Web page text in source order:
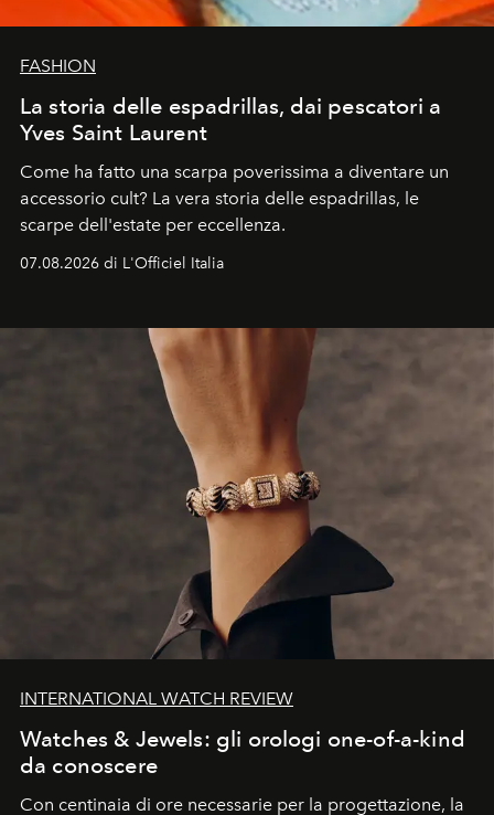
FASHION
La storia delle espadrillas, dai pescatori a
Yves Saint Laurent
Come ha fatto una scarpa poverissima a diventare un
accessorio cult? La vera storia delle espadrillas, le
scarpe dell'estate per eccellenza.
07.08.2026 di L'Officiel Italia
INTERNATIONAL WATCH REVIEW
Watches & Jewels: gli orologi one-of-a-kind
da conoscere
Con centinaia di ore necessarie per la progettazione, la